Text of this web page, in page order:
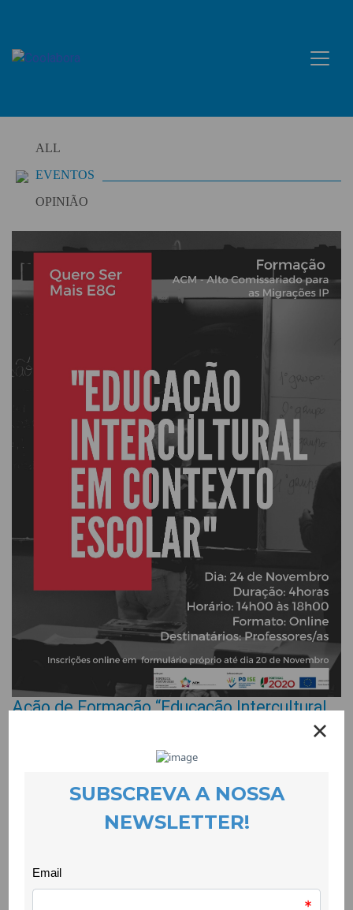
content
ALL
EVENTOS
OPINIÃO
Ação de Formação “Educação Intercultural
O Projecto Quero Ser Mais E8G lançou uma acção de
formação dirigida ao corpo docente na área da educação
as Migrações que aborda a Interculturalidade na Educação e